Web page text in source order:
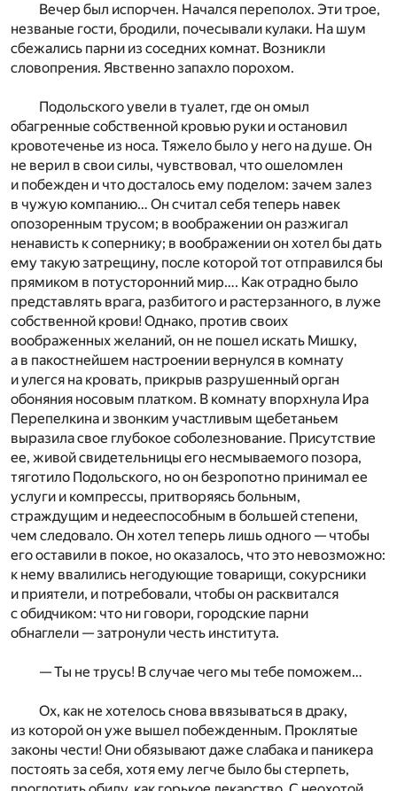
Вечер был испорчен. Начался переполох. Эти трое,
незваные гости, бродили, почесывали кулаки. На шум
сбежались парни из соседних комнат. Возникли
словопрения. Явственно запахло порохом.
Подольского увели в туалет, где он омыл
обагренные собственной кровью руки и остановил
кровотеченье из носа. Тяжело было у него на душе. Он
не верил в свои силы, чувствовал, что ошеломлен
и побежден и что досталось ему поделом: зачем залез
в чужую компанию… Он считал себя теперь навек
опозоренным трусом; в воображении он разжигал
ненависть к сопернику; в воображении он хотел бы дать
ему такую затрещину, после которой тот отправился бы
прямиком в потусторонний мир…. Как отрадно было
представлять врага, разбитого и растерзанного, в луже
собственной крови! Однако, против своих
воображенных желаний, он не пошел искать Мишку,
а в пакостнейшем настроении вернулся в комнату
и улегся на кровать, прикрыв разрушенный орган
обоняния носовым платком. В комнату впорхнула Ира
Перепелкина и звонким участливым щебетаньем
выразила свое глубокое соболезнование. Присутствие
ее, живой свидетельницы его несмываемого позора,
тяготило Подольского, но он безропотно принимал ее
услуги и компрессы, притворяясь больным,
страждущим и недееспособным в большей степени,
чем следовало. Он хотел теперь лишь одного — чтобы
его оставили в покое, но оказалось, что это невозможно:
к нему ввалились негодующие товарищи, сокурсники
и приятели, и потребовали, чтобы он расквитался
с обидчиком: что ни говори, городские парни
обнаглели — затронули честь института.
— Ты не трусь! В случае чего мы тебе поможем…
Ох, как не хотелось снова ввязываться в драку,
из которой он уже вышел побежденным. Проклятые
законы чести! Они обязывают даже слабака и паникера
постоять за себя, хотя ему легче было бы стерпеть,